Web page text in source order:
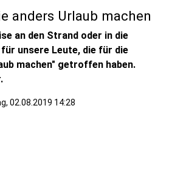
anders Urlaub machen
an den Strand oder in die
unsere Leute, die für die
machen" getroffen haben.
02.08.2019 14:28